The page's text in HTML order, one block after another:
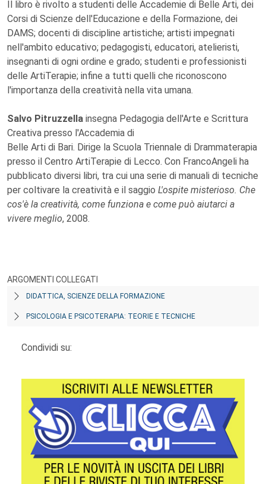
Il libro è rivolto a studenti delle Accademie di Belle Arti, dei
Corsi di Scienze dell'Educazione e della Formazione, dei
DAMS; docenti di discipline artistiche; artisti impegnati
nell'ambito educativo; pedagogisti, educatori, atelieristi,
insegnanti di ogni ordine e grado; studenti e professionisti
delle ArtiTerapie; infine a tutti quelli che riconoscono
l'importanza della creatività nella vita umana.
Salvo Pitruzzella insegna Pedagogia dell'Arte e Scrittura
Creativa presso l'Accademia di
Belle Arti di Bari. Dirige la Scuola Triennale di Drammaterapia
presso il Centro ArtiTerapie di Lecco. Con FrancoAngeli ha
pubblicato diversi libri, tra cui una serie di manuali di tecniche
per coltivare la creatività e il saggio L'ospite misterioso. Che
cos'è la creatività, come funziona e come può aiutarci a
vivere meglio, 2008.
ARGOMENTI COLLEGATI
DIDATTICA, SCIENZE DELLA FORMAZIONE
PSICOLOGIA E PSICOTERAPIA: TEORIE E TECNICHE
Condividi su: